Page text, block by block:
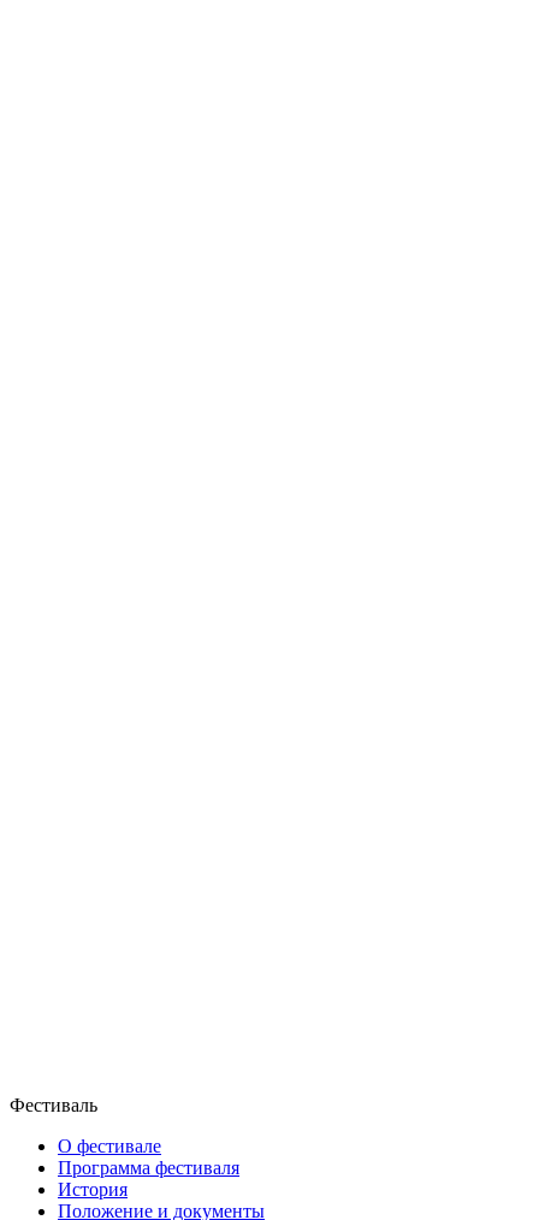
Фестиваль
О фестивале
Программа фестиваля
История
Положение и документы